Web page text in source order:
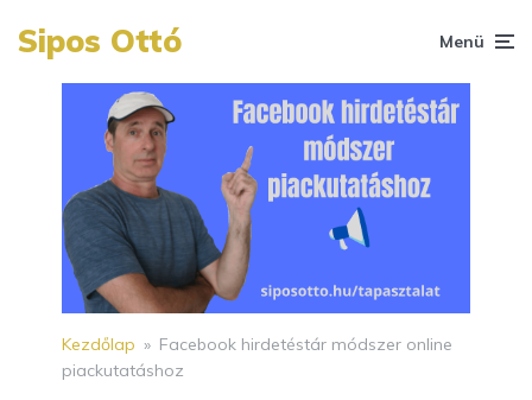
Sipos Ottó Menü
Kezdőlap » Facebook hirdetéstár módszer online
piackutatáshoz